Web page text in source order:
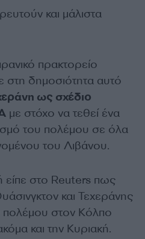
και μάλιστα
πρακτορείο
δημοσιότητα αυτό
ως σχέδιο
με στόχο να τεθεί ένα
του πολέμου σε όλα
του Λιβάνου.
είπε στο Reuters πως
και Τεχεράνης
πολέμου στον Κόλπο
και την Κυριακή.